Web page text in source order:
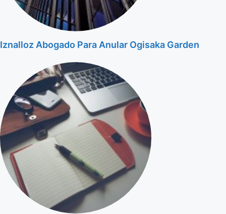
Iznalloz Abogado Para Anular Ogisaka Garden